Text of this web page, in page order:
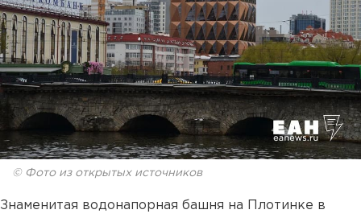
© Фото из открытых источников
Знаменитая водонапорная башня на Плотинке в